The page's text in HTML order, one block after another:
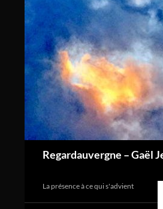
Regardauvergne – Gaël
La présence à ce qui s'advient